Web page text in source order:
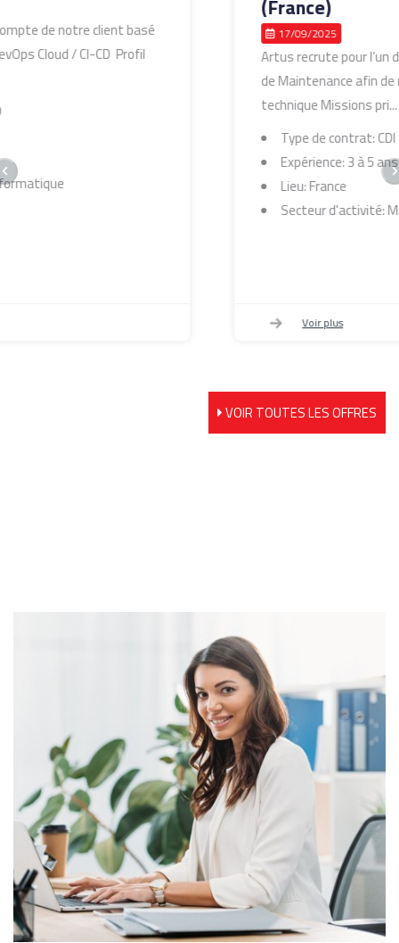
17/09/2025
Artus recrute pour l’un de ses clients un Technicien
de Maintenance afin de renforcer son équipe
Secteur d'activité: Maintenance industrielle
VOIR TOUTES LES OFFRES